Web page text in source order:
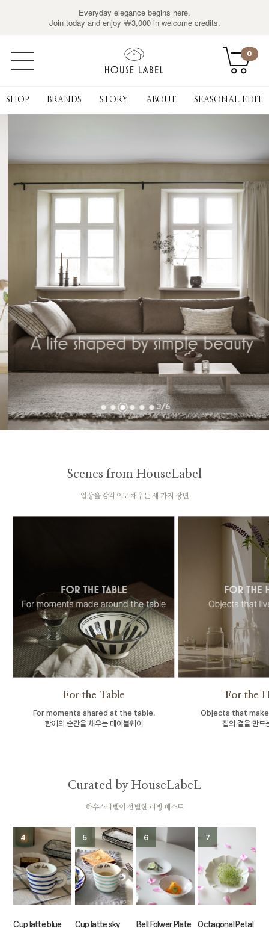
Everyday elegance begins here.
Join today and enjoy ￦3,000 in welcome credits.
0
SHOP BRANDS STORY ABOUT SEASONAL EDIT
3/6
Scenes from HouseLabel
일상을 감각으로 채우는 세 가지 장면
For the Table
For moments shared at the table.
함께의 순간을 채우는 테이블웨어
For the
Objects that
집의 결을 만드
Curated by HouseLabeL
하우스라벨이 선별한 리빙 베스트
4
Cup latte blue
5
Cup latte sky
6
Bell Folwer Plate
7
Octagonal Petal